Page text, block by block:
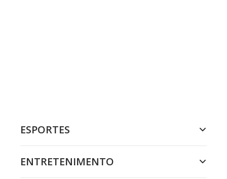
ESPORTES
ENTRETENIMENTO